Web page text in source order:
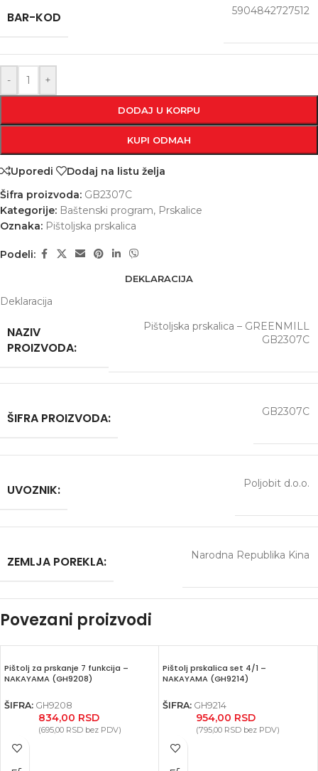
BAR-KOD 5904842727512
- +
DODAJ U KORPU
KUPI ODMAH
Uporedi
Dodaj na listu želja
Šifra proizvoda: GB2307C
Kategorije: Baštenski program, Prskalice
Oznaka: Pištoljska prskalica
Podeli:
DEKLARACIJA
Deklaracija
NAZIV
PROIZVODA:
Pištoljska prskalica – GREENMILL
GB2307C
ŠIFRA PROIZVODA: GB2307C
UVOZNIK: Poljobit d.o.o.
ZEMLJA POREKLA: Narodna Republika Kina
Povezani proizvodi
Pištolj za prskanje 7 funkcija –
NAKAYAMA (GH9208)
ŠIFRA: GH9208
834,00 RSD
(695,00 RSDbez PDV)
Pištolj prskalica set 4/1 –
NAKAYAMA (GH9214)
ŠIFRA: GH9214
954,00 RSD
(795,00 RSD bez PDV)